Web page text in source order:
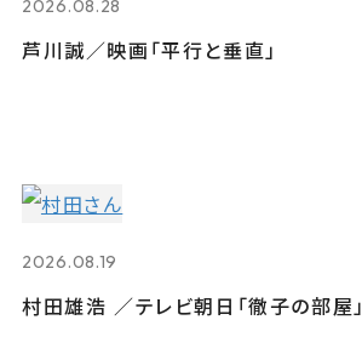
2026.08.28
芦川誠／映画「平行と垂直」
2026.08.19
村田雄浩 ／テレビ朝日「徹子の部屋」